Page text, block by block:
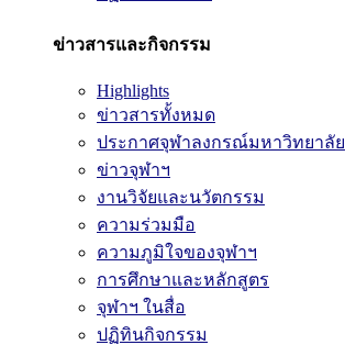
ข่าวสารและกิจกรรม
Highlights
ข่าวสารทั้งหมด
ประกาศจุฬาลงกรณ์มหาวิทยาลัย
ข่าวจุฬาฯ
งานวิจัยและนวัตกรรม
ความร่วมมือ
ความภูมิใจของจุฬาฯ
การศึกษาและหลักสูตร
จุฬาฯ ในสื่อ
ปฏิทินกิจกรรม